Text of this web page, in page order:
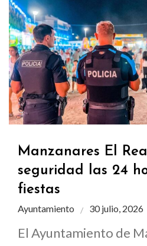
Manzanares El
seguridad las 24
fiestas
Ayuntamiento 30 julio, 2026
El Ayuntamiento de